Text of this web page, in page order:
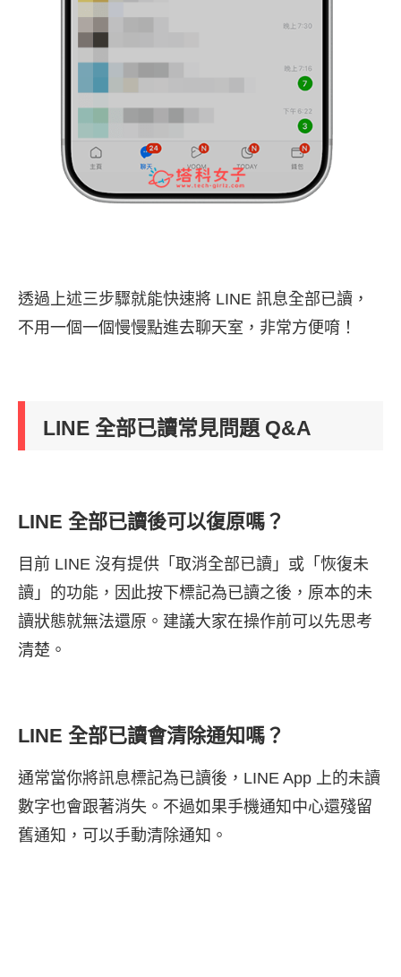
透過上述三步驟就能快速將 LINE 訊息全部已讀，
不用一個一個慢慢點進去聊天室，非常方便唷！
LINE 全部已讀常見問題 Q&A
LINE 全部已讀後可以復原嗎？
目前 LINE 沒有提供「取消全部已讀」或「恢復未
讀」的功能，因此按下標記為已讀之後，原本的未
讀狀態就無法還原。建議大家在操作前可以先思考
清楚。
LINE 全部已讀會清除通知嗎？
通常當你將訊息標記為已讀後，LINE App 上的未讀
數字也會跟著消失。不過如果手機通知中心還殘留
舊通知，可以手動清除通知。